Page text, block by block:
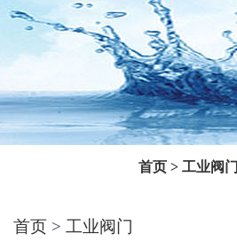
首页> 工业阀门
首页 > 工业阀门